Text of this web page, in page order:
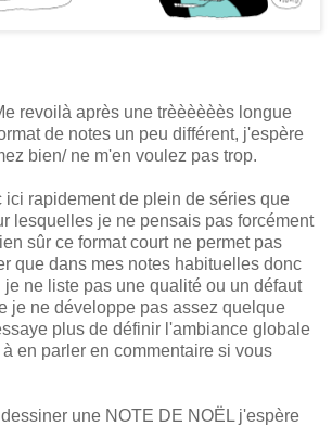
revoilà après une trèèèèèès longue
de notes un peu différent, j'espère
bien/ ne m'en voulez pas trop.
ici rapidement de plein de séries que
lesquelles je ne pensais pas forcément
sûr ce format court ne permet pas
que dans mes notes habituelles donc
ne liste pas une qualité ou un défaut
je ne développe pas assez quelque
plus de définir l'ambiance globale
en parler en commentaire si vous
une NOTE DE NOËL j'espère